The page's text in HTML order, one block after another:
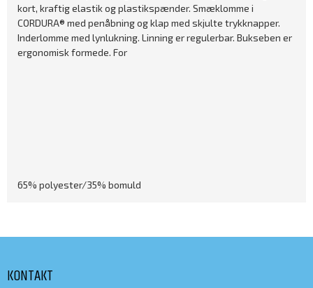
kort, kraftig elastik og plastikspænder. Smæklomme i
CORDURA® med penåbning og klap med skjulte trykknapper.
Inderlomme med lynlukning. Linning er regulerbar. Bukseben er
ergonomisk formede. For
65% polyester/35% bomuld
KONTAKT